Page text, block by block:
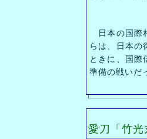
日本の国際
らは、日本の
ときに、国際
準備の戦いだ
愛刀「竹光